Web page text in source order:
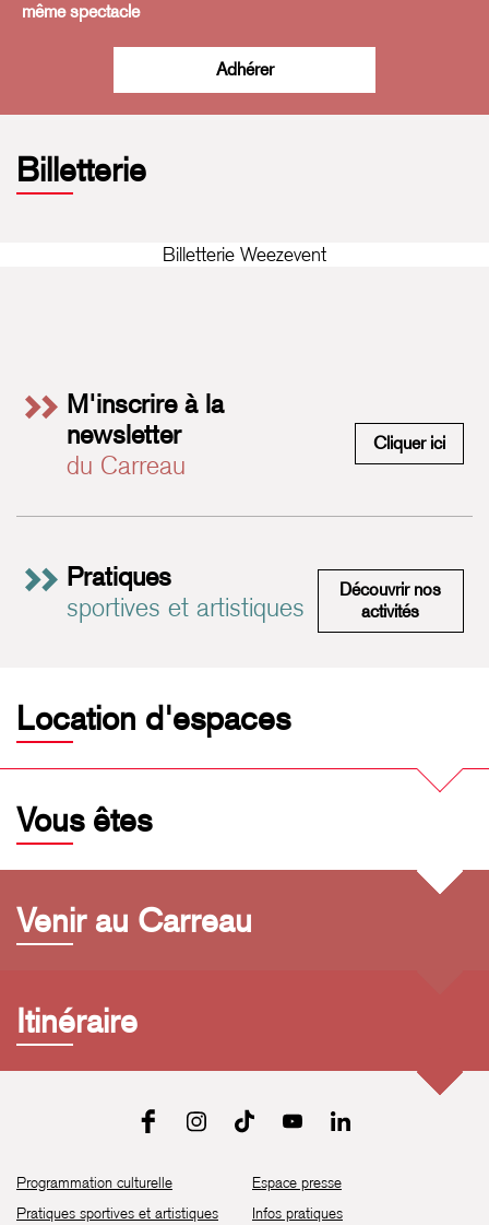
même spectacle
Adhérer
Billetterie
Billetterie Weezevent
M'inscrire à la
newsletter
du Carreau
Cliquer ici
Pratiques
sportives et artistiques
Découvrir nos
activités
Location d'espaces
Vous êtes
Venir au Carreau
Itinéraire
Programmation culturelle
Pratiques sportives et artistiques
Espace presse
Infos pratiques